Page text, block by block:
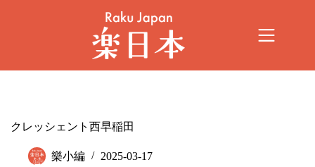
クレッシェント西早稲田
樂小編 2025-03-17